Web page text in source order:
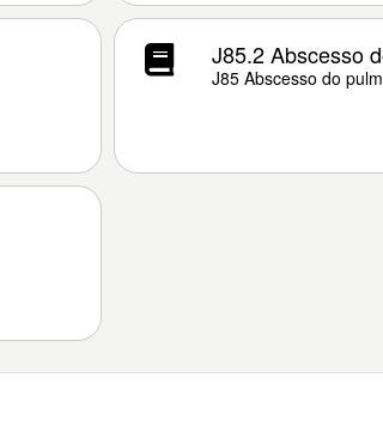
J85.2 Abscesso
J85 Abscesso do